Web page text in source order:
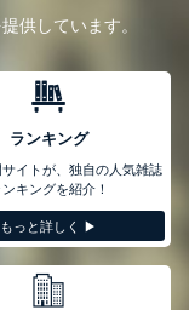
供しています。
ランキング
イトが、独自の人気雑誌
ンキングを紹介！
もっと詳しく ▶︎